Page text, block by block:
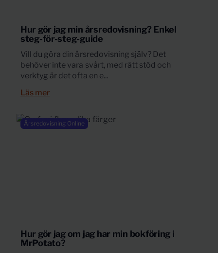
Hur gör jag min årsredovisning? Enkel
steg-för-steg-guide
Vill du göra din årsredovisning själv? Det
behöver inte vara svårt, med rätt stöd och
verktyg är det ofta en e...
Läs mer
Årsredovisning Online
Hur gör jag om jag har min bokföring i
MrPotato?